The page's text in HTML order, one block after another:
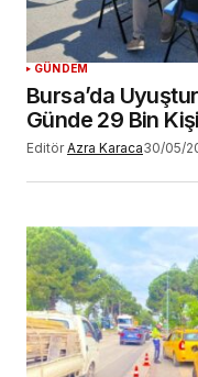
GÜNDEM
Bursa’da
Günde 29 Bin
Editör Azra Karaca30/05/